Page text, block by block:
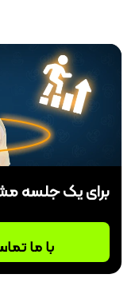
برای یک جلسه
با ما تماس